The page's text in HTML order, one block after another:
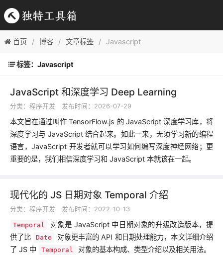
首页 博客 文章标签 Javascript
标签：Javascript
JavaScript 和深度学习 Deep Learning
分类： 程序开发 发布时间：2026-07-29
本文旨在通过叫作 TensorFlow.js 的 JavaScript 深度学习库，将
深度学习与 JavaScript 结合起来。如此一来，无须学习新的编程
语言，JavaScript 开发者就可以学习如何编写深度神经网络；更
重要的是，我们相信深度学习和 JavaScript 本就该在一起。
现代化的 JS 日期对象 Temporal 介绍
分类： 程序开发 发布时间：2022-10-13
Temporal
对象是 JavaScript 中日期对象的升级改造版本，提
供了比
Date
对象更丰富的 API 和日期处理能力，本文详细介绍
了 JS 中
Temporal 对象的基本构成、类型介绍以及相关用法。